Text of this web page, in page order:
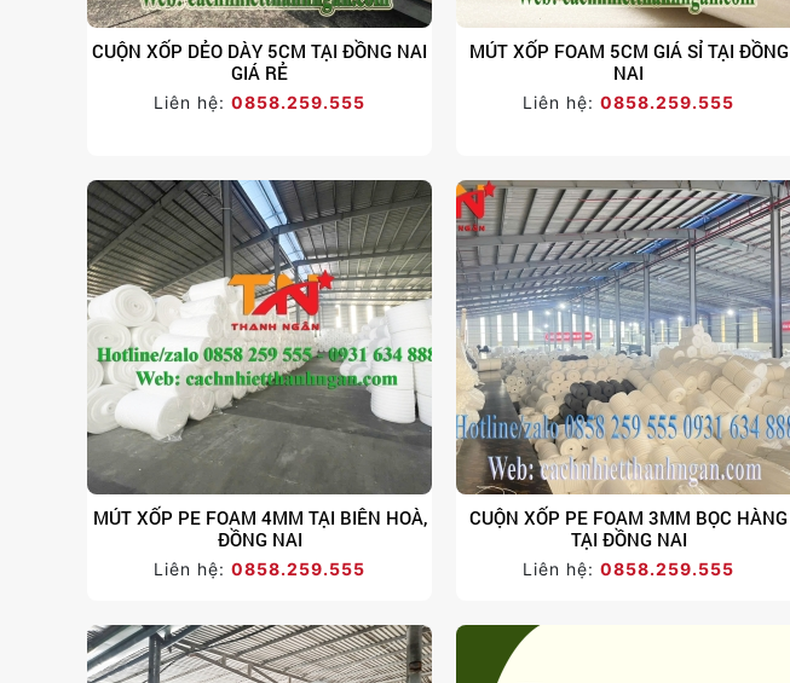
CUỘN XỐP DẺO DÀY 5CM TẠI ĐỒNG NAI
GIÁ RẺ
Liên hệ: 0858.259.555
MÚT XỐP FOAM 5CM GIÁ SỈ TẠI ĐỒNG
NAI
Liên hệ: 0858.259.555
MÚT XỐP PE FOAM 4MM TẠI BIÊN HOÀ,
ĐỒNG NAI
Liên hệ: 0858.259.555
CUỘN XỐP PE FOAM 3MM BỌC HÀNG
TẠI ĐỒNG NAI
Liên hệ: 0858.259.555